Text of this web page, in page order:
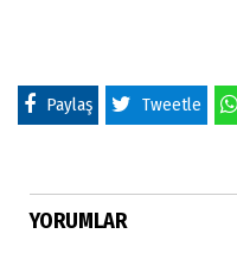
Paylaş Tweetle
YORUMLAR